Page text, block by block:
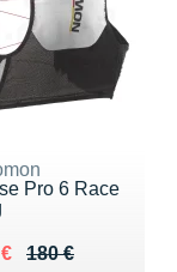
Pro 6 Race
180 €
de 180 €
128 €